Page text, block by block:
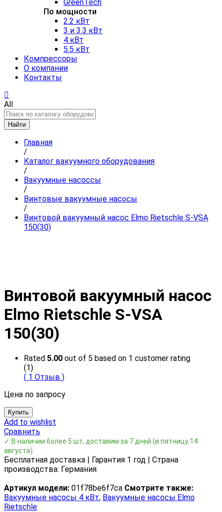
GreenTech
По мощности
2.2 кВт
3 и 3.3 кВт
4 кВт
5.5 кВт
Компрессоры
О компании
Контакты
All
Найти
Главная
/
Каталог вакуумного оборудования
/
Вакуумные насоссы
/
Винтовые вакуумные насосы
/
Винтовой вакуумный насос Elmo Rietschle S-VSA
150(30)
Винтовой вакуумный насос
Elmo Rietschle S-VSA
150(30)
Rated 5.00 out of 5 based on 1 customer rating
(1)
( 1 Отзыв )
Цена по запросу
Купить
Add to wishlist
Сравнить
✓ В наличии более 5 шт, доставим за 7 дней (в пятницу 14
августа)
Бесплатная доставка | Гарантия 1 год | Страна
производства: Германия
Артикул модели: 01f78be6f7ca Смотрите также:
Вакуумные насосы 4 кВт, Вакуумные насосы Elmo
Rietschle